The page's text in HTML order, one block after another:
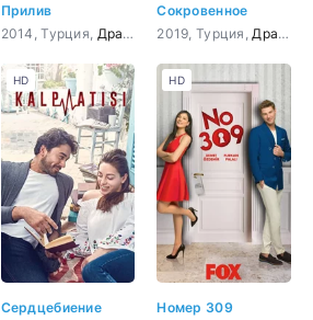
,Комедия
Прилив
2014, Турция, Драма Мелодрама ,Комедия
Сокровенное
2019, Турция, Драма
Сердцебиение
HD
Номер 309
HD